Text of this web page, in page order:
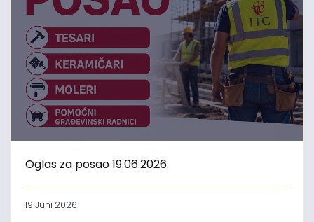
Oglas za posao 19.06.2026.
19 Juni 2026